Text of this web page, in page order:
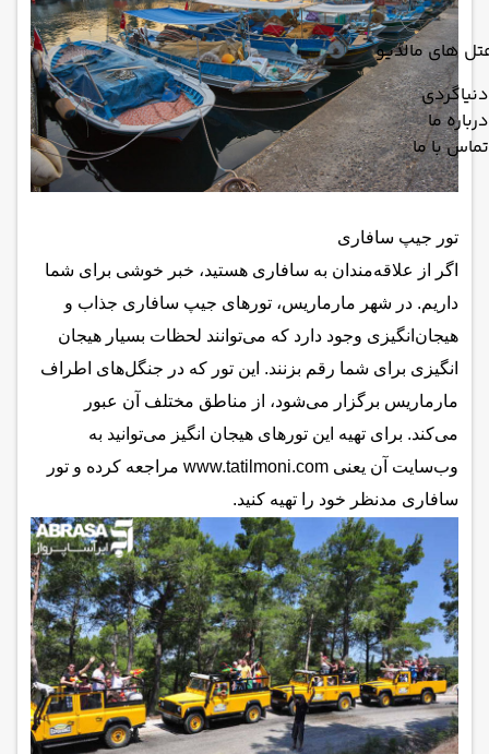
های مالدیو
دنیاگردی
درباره ما
تماس با ما
تور جیپ سافاری
اگر از علاقه‌مندان به سافاری هستید، خبر خوشی برای شما
داریم. در شهر مارماریس، تورهای جیپ سافاری جذاب و
هیجان‌انگیزی وجود دارد که می‌توانند لحظات بسیار هیجان
انگیزی برای شما رقم بزنند. این تور که در جنگل‌های اطراف
مارماریس برگزار می‌شود، از مناطق مختلف آن عبور
می‌کند. برای تهیه این تورهای هیجان انگیز می‌توانید به
وب‌سایت آن یعنی www.tatilmoni.com مراجعه کرده و تور
سافاری مدنظر خود را تهیه کنید.